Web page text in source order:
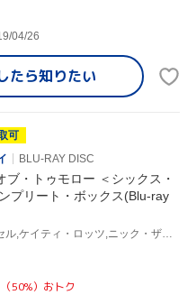
04/26
たら知りたい
可
BLU-RAY DISC
ブ・トゥモロー ＜シックス・
プリート・ボックス(Blu-ray
ドミニク・パーセル,ケイティ・ロッツ,ニック・ザーノ,タラ・アッシュ,マット・ライアン,ジェス・マッカラン,メイジー・リチャードソン=セラーズ
50%）おトク